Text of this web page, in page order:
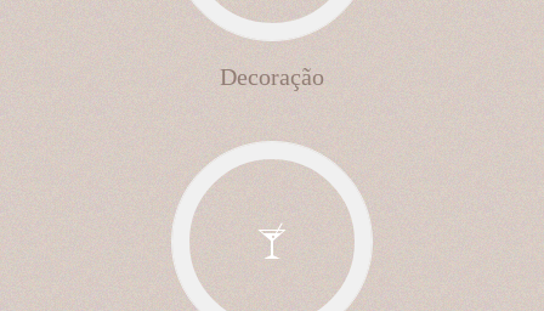
Decoração